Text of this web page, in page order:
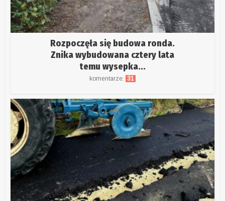
Rozpoczęła się budowa ronda.
Znika wybudowana cztery lata
temu wysepka...
komentarze: 31